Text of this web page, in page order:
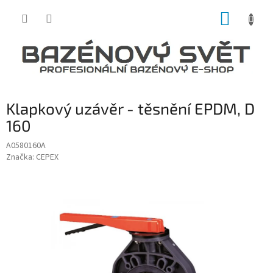
Klapkový uzávěr - těsnění EPDM, D
160
A0580160A
Značka: CEPEX